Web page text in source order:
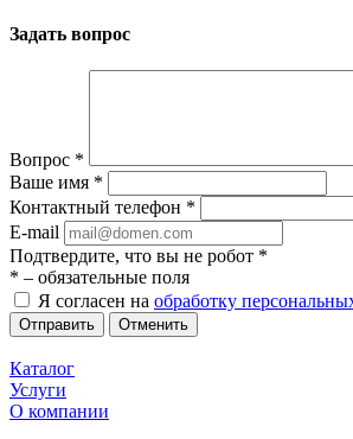
Задать вопрос
Вопрос *
Ваше имя *
Контактный телефон *
E-mail
Подтвердите, что вы не робот *
* – обязательные поля
Я согласен на обработку
Отменить
Каталог
Услуги
О компании